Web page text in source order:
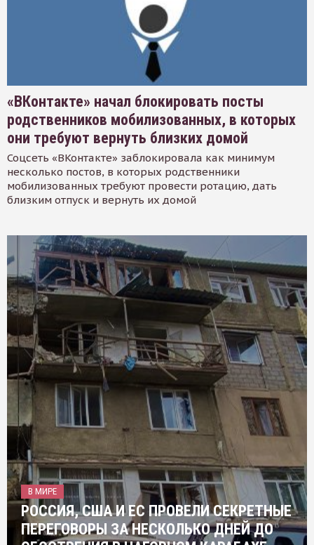
«ВКонтакте» начал блокировать посты
родственников мобилизованных, в которых
они требуют вернуть близких домой
Соцсеть «ВКонтакте» заблокировала как минимум
несколько постов, в которых родственники
мобилизованных требуют провести ротацию, дать
близким отпуск и вернуть их домой
В МИРЕ
РОССИЯ, США И ЕС ПРОВЕЛИ СЕКРЕТНЫЕ
ПЕРЕГОВОРЫ ЗА НЕСКОЛЬКО ДНЕЙ ДО